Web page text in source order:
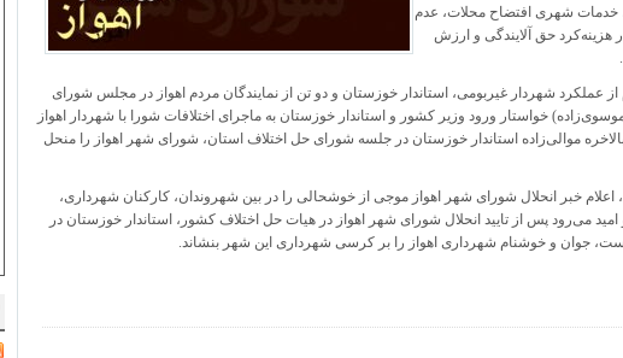
خدمات شهری افتضاح محلات، عدم
حق آلایندگی و ارزش
عملکرد شهردار غیربومی، استاندار خوزستان و دو تن از نمایندگان مردم اهواز در مجلس شورای
خواستار ورود وزیر کشور و استاندار خوزستان به ماجرای اختلافات شورا با شهردار اهواز
موالی‌زاده استاندار خوزستان در جلسه شورای حل اختلاف استان، شورای شهر اهواز را منحل
خبر انحلال شورای شهر اهواز موجی از خوشحالی را در بین شهروندان، کارکنان شهرداری،
امید می‌رود پس از تایید انحلال شورای شهر اهواز در هیات حل اختلاف کشور، استاندار خوزستان در
جوان و‌ خوشنام شهرداری اهواز را بر کرسی شهرداری این شهر بنشاند.